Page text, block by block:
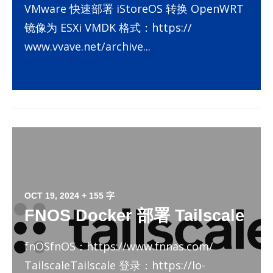
VMware 快速部署 iS­toreOS 转换 Open­WRT
镜像为 ESXi VMDK 格式：https://​
www.vvave.net/​archive...
OCT 19, 2024 + 155 字
FNOS Docker 部署 Tailscale
fnOSfnOS：https://​www.fn­nas.com/​
Tailscale­Tailscale 登录：https://​lo­